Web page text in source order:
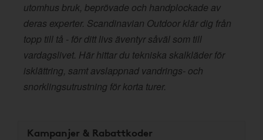
utomhus bruk, beprövade och handplockade av
deras experter. Scandinavian Outdoor klär dig från
topp till tå - för ditt livs äventyr såväl som till
vardagslivet. Här hittar du tekniska skalkläder för
isklättring, samt avslappnad vandrings- och
snorklingsutrustning för korta turer.
Kampanjer & Rabattkoder